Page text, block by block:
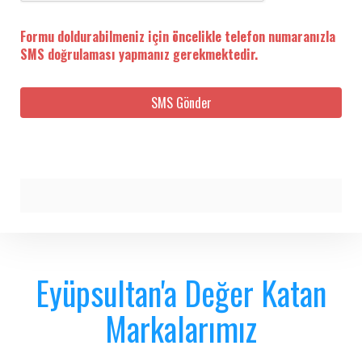
Formu doldurabilmeniz için öncelikle telefon numaranızla
SMS doğrulaması yapmanız gerekmektedir.
Eyüpsultan'a Değer Katan
Markalarımız